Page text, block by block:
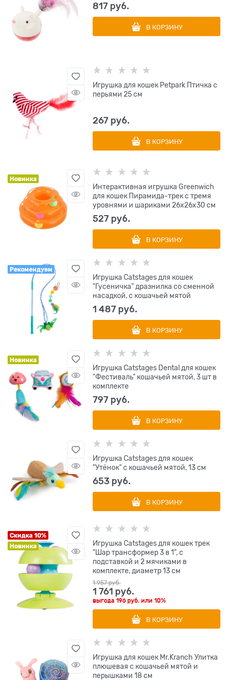
817 руб.
В КОРЗИНУ
Игрушка для кошек Petpark Птичка с
перьями 25 см
267 руб.
В КОРЗИНУ
Новинка
Интерактивная игрушка Greenwich
для кошек Пирамида-трек с тремя
уровнями и шариками 26х26х30 см
527 руб.
В КОРЗИНУ
Рекомендуем
Игрушка Catstages для кошек
"Гусеничка" дразнилка со сменной
насадкой, с кошачьей мятой
1 487 руб.
В КОРЗИНУ
Новинка
Игрушка Catstages Dental для кошек
"Фестиваль" кошачьей мятой, 3 шт в
комплекте
797 руб.
В КОРЗИНУ
Игрушка Catstages для кошек
"Утёнок" с кошачьей мятой, 13 см
653 руб.
В КОРЗИНУ
Скидка 10%
Новинка
Игрушка Catstages для кошек трек
"Шар трансформер 3 в 1", с
подставкой и 2 мячиками в
комплекте, диаметр 13 см
1 957 руб.
1 761 руб.
выгода196 руб. или10%
В КОРЗИНУ
Игрушка для кошек Mr.Kranch Улитка
плюшевая с кошачьей мятой и
перышками 18 см